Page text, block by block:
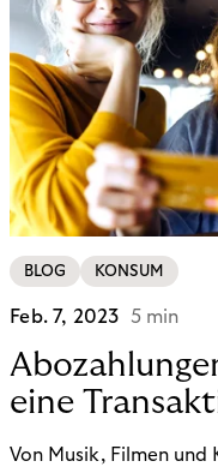
BLOG KONSUM
Feb. 7, 2023 5 min
eine
Von Musik, Filmen und